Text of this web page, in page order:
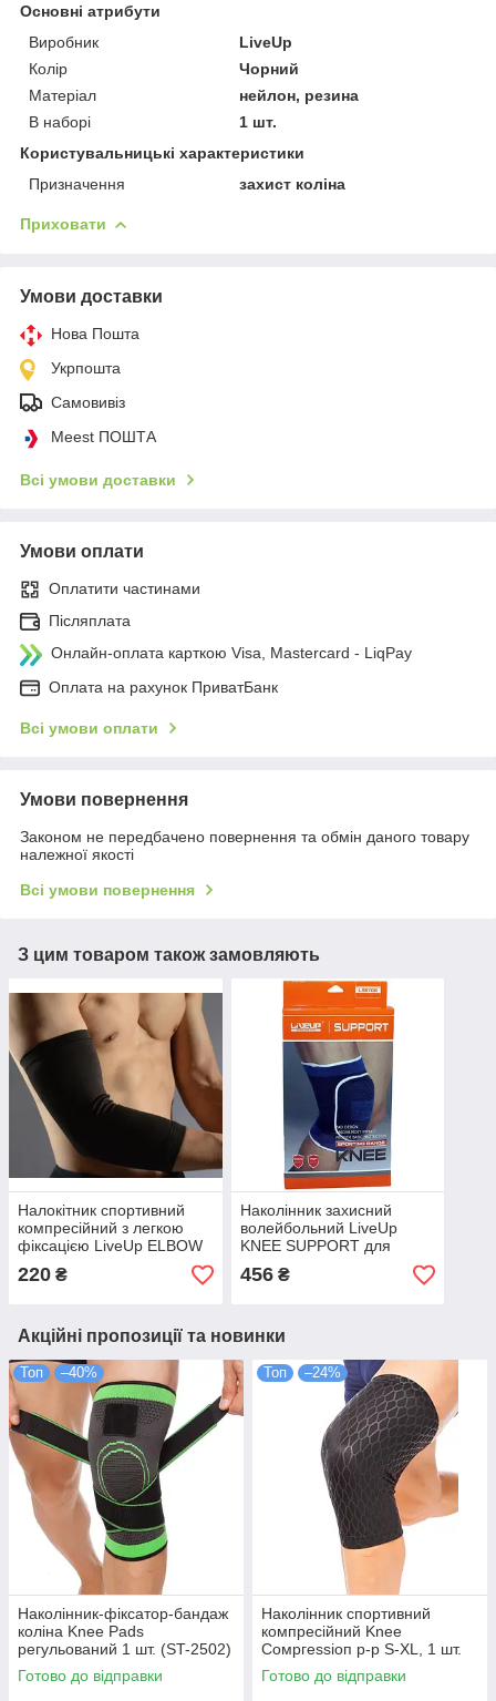
Основні атрибути
Виробник
LiveUp
Колір
Чорний
Матеріал
нейлон, резина
В наборі
1 шт.
Користувальницькі характеристики
Призначення
захист коліна
Приховати
Умови доставки
Нова Пошта
Укрпошта
Самовивіз
Meest ПОШТА
Всі умови доставки
Умови оплати
Оплатити частинами
Післяплата
Онлайн-оплата карткою Visa, Mastercard - LiqPay
Оплата на рахунок ПриватБанк
Всі умови оплати
Умови повернення
Законом не передбачено повернення та обмін даного товару
належної якості
Всі умови повернення
З цим товаром також замовляють
Налокітник спортивний
компресійний з легкою
фіксацією LiveUp ELBOW
SUPPORT
220 ₴
Наколінник захисний
волейбольний LiveUp
KNEE SUPPORT для
захисту коліна за час
командних ігор
456₴
Акційні пропозиції та новинки
Топ –40%
Наколінник-фіксатор-бандаж
коліна Knee Pads
регульований 1 шт. (ST-2502)
Готово до відправки
Топ –24%
Наколінник спортивний
компресійний Knee
Сомргеѕѕіоп р-р S-XL, 1 шт.
(901501)
Готово до відправки